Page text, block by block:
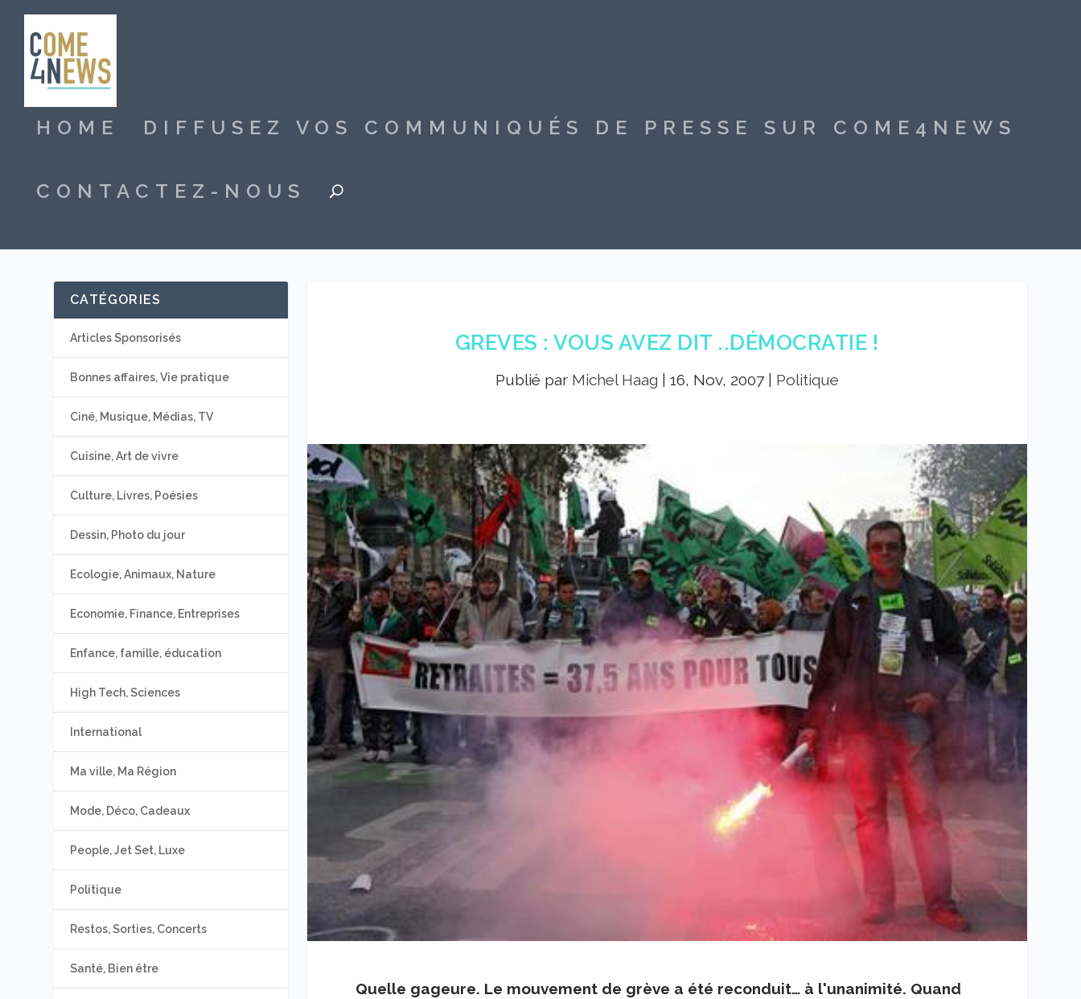
HOME DIFFUSEZ VOS COMMUNIQUÉS DE PRESSE SUR COME4NEWS
CONTACTEZ-NOUS
GREVES : VOUS AVEZ DIT ..DÉMOCRATIE !
Publié par Michel Haag 16, Nov, 2007| Politique
Quelle gageure. Le mouvement de grève a été reconduit… à l'unanimité. Quand
CATÉGORIES
Articles Sponsorisés
Bonnes affaires, Vie pratique
Ciné, Musique, Médias, TV
Cuisine, Art de vivre
Culture, Livres, Poésies
Dessin, Photo du jour
Ecologie, Animaux, Nature
Economie, Finance, Entreprises
Enfance, famille, éducation
High Tech, Sciences
International
Ma ville, Ma Région
Mode, Déco, Cadeaux
People, Jet Set, Luxe
Politique
Restos, Sorties, Concerts
Santé, Bien être